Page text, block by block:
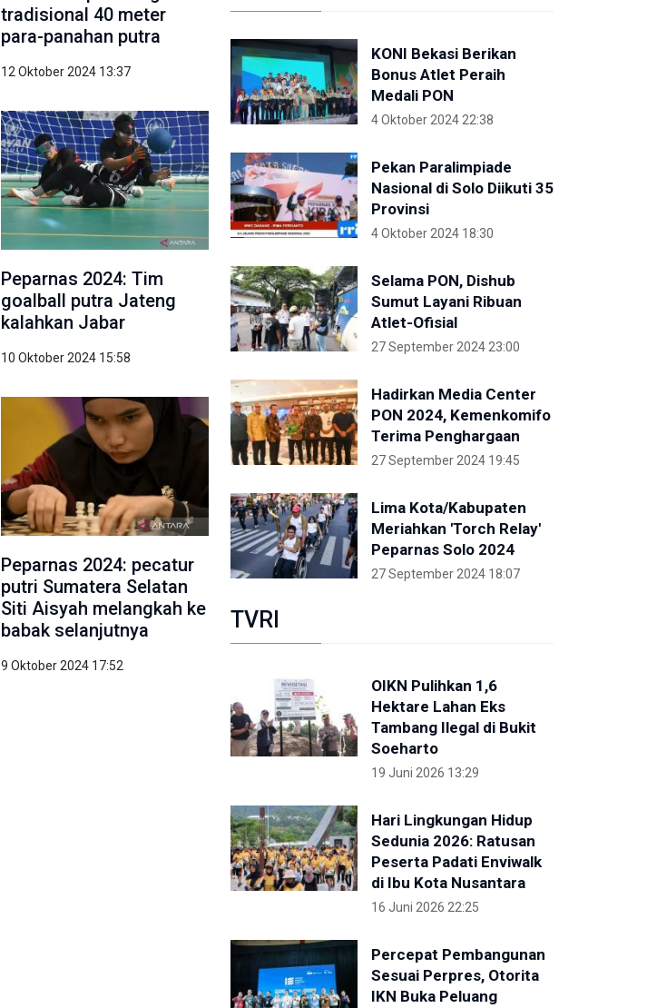
tradisional 40 meter
para-panahan putra
12 Oktober 2024 13:37
Peparnas 2024: Tim
goalball putra Jateng
kalahkan Jabar
10 Oktober 2024 15:58
Peparnas 2024: pecatur
putri Sumatera Selatan
Siti Aisyah melangkah ke
babak selanjutnya
9 Oktober 2024 17:52
KONI Bekasi Berikan
Bonus Atlet Peraih
Medali PON
4 Oktober 2024 22:38
Pekan Paralimpiade
Nasional di Solo Diikuti 35
Provinsi
4 Oktober 2024 18:30
Selama PON, Dishub
Sumut Layani Ribuan
Atlet-Ofisial
27 September 2024 23:00
Hadirkan Media Center
PON 2024, Kemenkomifo
Terima Penghargaan
27 September 2024 19:45
Lima Kota/Kabupaten
Meriahkan 'Torch Relay'
Peparnas Solo 2024
27 September 2024 18:07
TVRI
OIKN Pulihkan 1,6
Hektare Lahan Eks
Tambang Ilegal di Bukit
Soeharto
19 Juni 2026 13:29
Hari Lingkungan Hidup
Sedunia 2026: Ratusan
Peserta Padati Enviwalk
di Ibu Kota Nusantara
16 Juni 2026 22:25
Percepat Pembangunan
Sesuai Perpres, Otorita
IKN Buka Peluang